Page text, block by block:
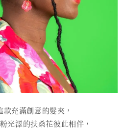
充滿創意的髮夾，
光澤的扶桑花彼此相伴，